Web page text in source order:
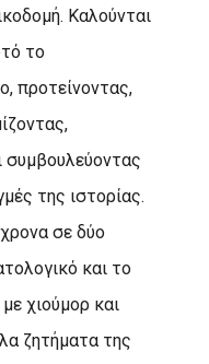
Καλούνται
το
προτείνοντας,
της ιστορίας.
σε δύο
και το
χιούμορ και
ζητήματα της